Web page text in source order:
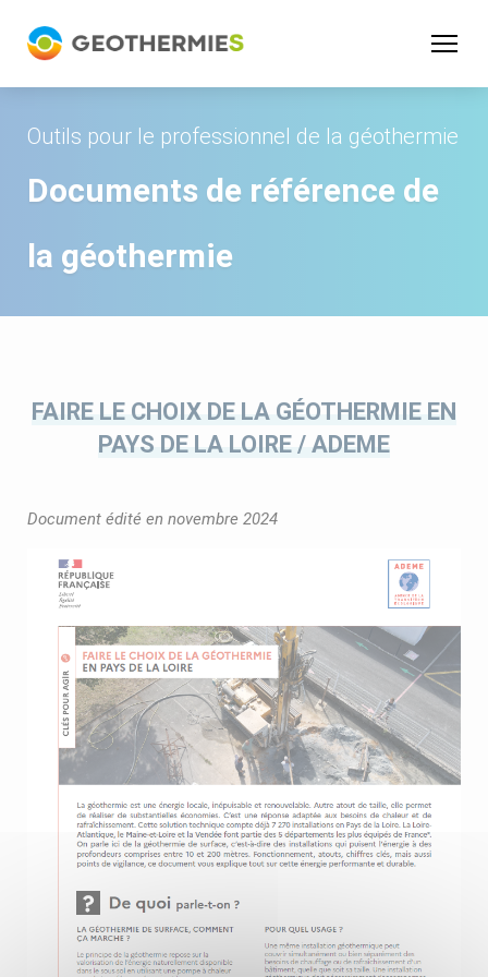
Outils pour le professionnel de la géothermie
Documents de référence de
la géothermie
FAIRE LE CHOIX DE LA GÉOTHERMIE EN
PAYS DE LA LOIRE / ADEME
Document édité en novembre 2024